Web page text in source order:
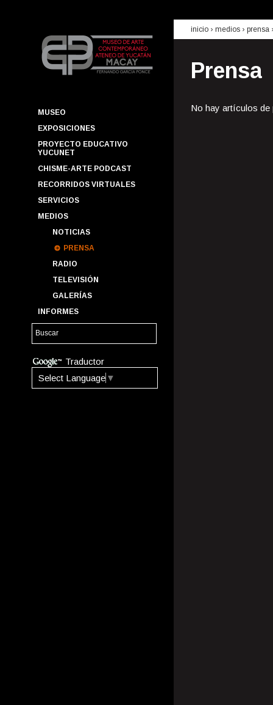
MUSEO
EXPOSICIONES
PROYECTO EDUCATIVO
YUCUNET
CHISME-ARTE PODCAST
RECORRIDOS VIRTUALES
SERVICIOS
MEDIOS
NOTICIAS
PRENSA
RADIO
TELEVISIÓN
GALERÍAS
INFORMES
Traductor
Select Language ▼
inicio › medios › prensa
Prensa
No hay artículos de